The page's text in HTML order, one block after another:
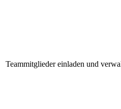
Teammitglieder einladen und